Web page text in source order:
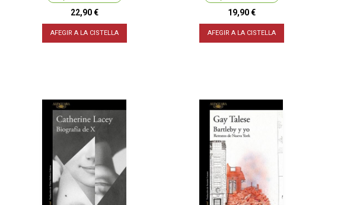
22,90 €
AFEGIR A LA CISTELLA
19,90 €
AFEGIR A LA CISTELLA